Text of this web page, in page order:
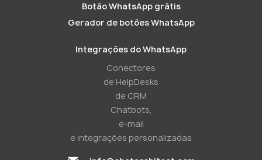
Botão WhatsApp grátis
Gerador de botões WhatsApp
Integrações do WhatsApp
Conectores
de HelpDesks
de CRM
Chatbots,
e-mail
e integrações personalizadas